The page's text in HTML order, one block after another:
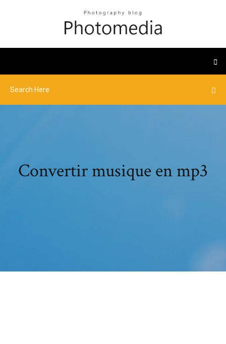
Convertir musique en mp3